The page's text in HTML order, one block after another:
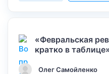
«Февральская
кратко в
Олег Самойленко